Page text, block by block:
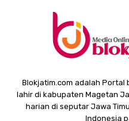
Blokjatim.com adalah
lahir di kabupaten Magetan
harian di seputar Jawa
Indonesia